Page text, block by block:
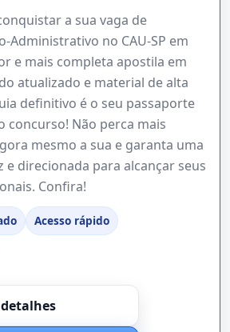
a sua vaga de
Administrativo no CAU-SP em
e mais completa apostila em
atualizado e material de alta
definitivo é o seu passaporte
concurso! Não perca mais
mesmo a sua e garanta uma
e direcionada para alcançar seus
Confira!
Acesso rápido